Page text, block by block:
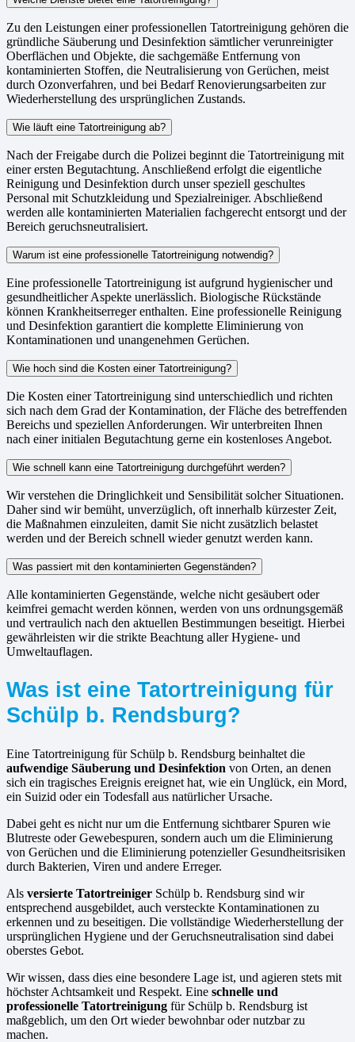
Zu den Leistungen einer professionellen Tatortreinigung gehören die
gründliche Säuberung und Desinfektion sämtlicher verunreinigter
Oberflächen und Objekte, die sachgemäße Entfernung von
kontaminierten Stoffen, die Neutralisierung von Gerüchen, meist
durch Ozonverfahren, und bei Bedarf Renovierungsarbeiten zur
Wiederherstellung des ursprünglichen Zustands.
Wie läuft eine Tatortreinigung ab?
Nach der Freigabe durch die Polizei beginnt die Tatortreinigung mit
einer ersten Begutachtung. Anschließend erfolgt die eigentliche
Reinigung und Desinfektion durch unser speziell geschultes
Personal mit Schutzkleidung und Spezialreiniger. Abschließend
werden alle kontaminierten Materialien fachgerecht entsorgt und der
Bereich geruchsneutralisiert.
Warum ist eine professionelle Tatortreinigung notwendig?
Eine professionelle Tatortreinigung ist aufgrund hygienischer und
gesundheitlicher Aspekte unerlässlich. Biologische Rückstände
können Krankheitserreger enthalten. Eine professionelle Reinigung
und Desinfektion garantiert die komplette Eliminierung von
Kontaminationen und unangenehmen Gerüchen.
Wie hoch sind die Kosten einer Tatortreinigung?
Die Kosten einer Tatortreinigung sind unterschiedlich und richten
sich nach dem Grad der Kontamination, der Fläche des betreffenden
Bereichs und speziellen Anforderungen. Wir unterbreiten Ihnen
nach einer initialen Begutachtung gerne ein kostenloses Angebot.
Wie schnell kann eine Tatortreinigung durchgeführt werden?
Wir verstehen die Dringlichkeit und Sensibilität solcher Situationen.
Daher sind wir bemüht, unverzüglich, oft innerhalb kürzester Zeit,
die Maßnahmen einzuleiten, damit Sie nicht zusätzlich belastet
werden und der Bereich schnell wieder genutzt werden kann.
Was passiert mit den kontaminierten Gegenständen?
Alle kontaminierten Gegenstände, welche nicht gesäubert oder
keimfrei gemacht werden können, werden von uns ordnungsgemäß
und vertraulich nach den aktuellen Bestimmungen beseitigt. Hierbei
gewährleisten wir die strikte Beachtung aller Hygiene- und
Umweltauflagen.
Was ist eine Tatortreinigung für
Schülp b. Rendsburg?
Eine Tatortreinigung für Schülp b. Rendsburg beinhaltet die
aufwendige Säuberung und Desinfektion von Orten, an denen
sich ein tragisches Ereignis ereignet hat, wie ein Unglück, ein Mord,
ein Suizid oder ein Todesfall aus natürlicher Ursache.
Dabei geht es nicht nur um die Entfernung sichtbarer Spuren wie
Blutreste oder Gewebespuren, sondern auch um die Eliminierung
von Gerüchen und die Eliminierung potenzieller Gesundheitsrisiken
durch Bakterien, Viren und andere Erreger.
Als versierte Tatortreiniger Schülp b. Rendsburg sind wir
entsprechend ausgebildet, auch versteckte Kontaminationen zu
erkennen und zu beseitigen. Die vollständige Wiederherstellung der
ursprünglichen Hygiene und der Geruchsneutralisation sind dabei
oberstes Gebot.
Wir wissen, dass dies eine besondere Lage ist, und agieren stets mit
höchster Achtsamkeit und Respekt. Eine schnelle und
professionelle Tatortreinigung für Schülp b. Rendsburg ist
maßgeblich, um den Ort wieder bewohnbar oder nutzbar zu
machen.